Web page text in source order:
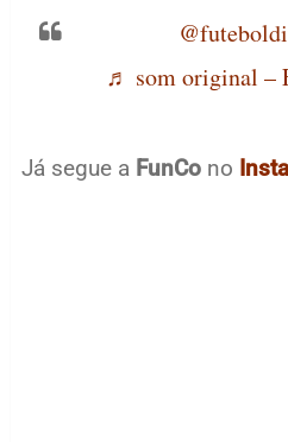
♬ som original –
Já segue a FunCono